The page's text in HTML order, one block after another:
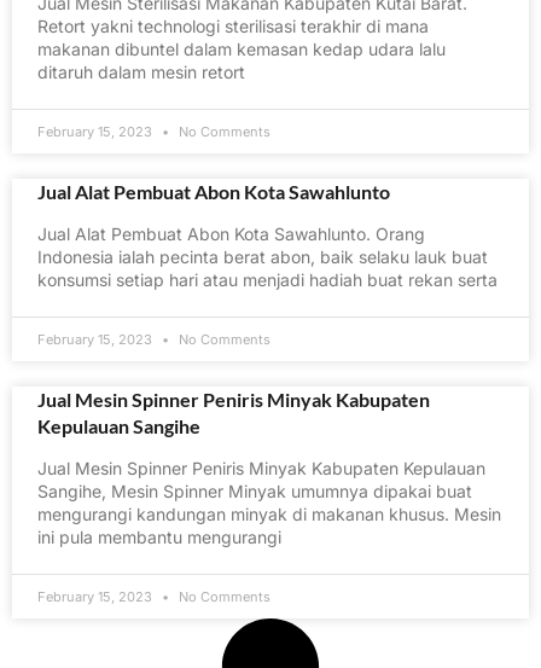
Retort yakni technologi sterilisasi terakhir di mana
makanan dibuntel dalam kemasan kedap udara lalu
ditaruh dalam mesin retort
February 15, 2023 No Comments
Jual Alat Pembuat Abon Kota Sawahlunto
Jual Alat Pembuat Abon Kota Sawahlunto. Orang
Indonesia ialah pecinta berat abon, baik selaku lauk buat
konsumsi setiap hari atau menjadi hadiah buat rekan serta
February 15, 2023 No Comments
Jual Mesin Spinner Peniris Minyak Kabupaten
Kepulauan Sangihe
Jual Mesin Spinner Peniris Minyak Kabupaten Kepulauan
Sangihe, Mesin Spinner Minyak umumnya dipakai buat
mengurangi kandungan minyak di makanan khusus. Mesin
ini pula membantu mengurangi
February 15, 2023 No Comments